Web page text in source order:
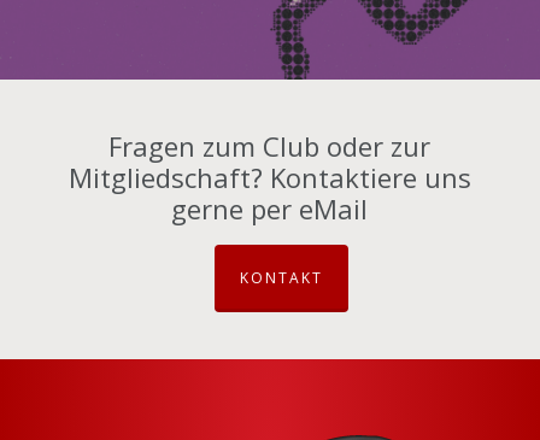
Fragen zum Club oder zur
Mitgliedschaft? Kontaktiere uns
gerne per eMail
KONTAKT